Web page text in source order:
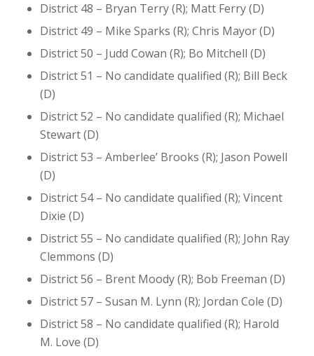
District 48 – Bryan Terry (R); Matt Ferry (D)
District 49 – Mike Sparks (R); Chris Mayor (D)
District 50 – Judd Cowan (R); Bo Mitchell (D)
District 51 – No candidate qualified (R); Bill Beck
(D)
District 52 – No candidate qualified (R); Michael
Stewart (D)
District 53 – Amberlee’ Brooks (R); Jason Powell
(D)
District 54 – No candidate qualified (R); Vincent
Dixie (D)
District 55 – No candidate qualified (R); John Ray
Clemmons (D)
District 56 – Brent Moody (R); Bob Freeman (D)
District 57 – Susan M. Lynn (R); Jordan Cole (D)
District 58 – No candidate qualified (R); Harold
M. Love (D)